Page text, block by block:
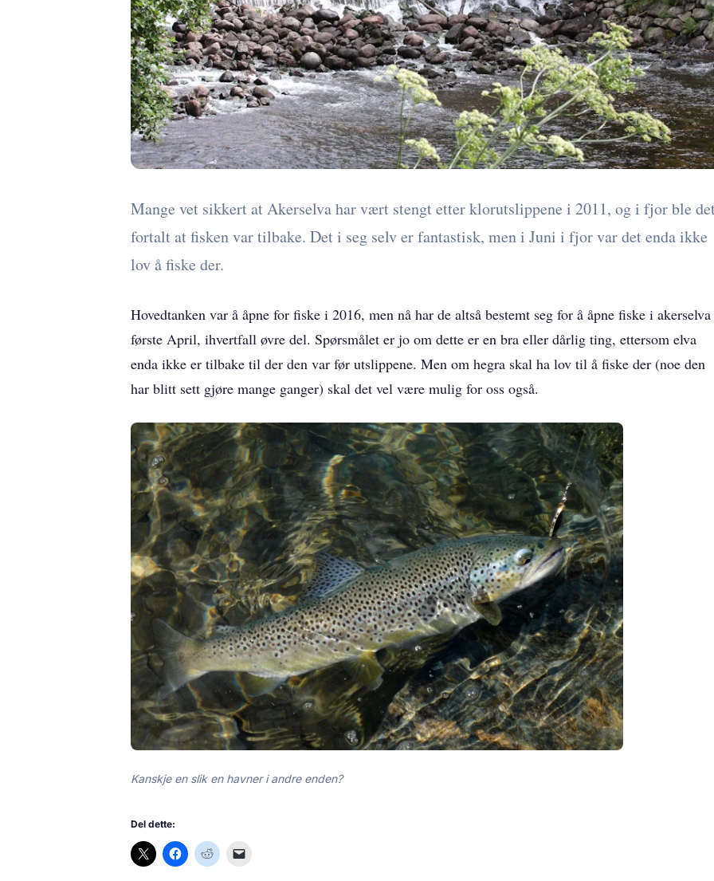
Mange vet sikkert at Akerselva har vært stengt etter klorutslippene i 2011, og i fjor ble
fortalt at fisken var tilbake. Det i seg selv er fantastisk, men i Juni i fjor var det enda ikke
lov å fiske der.
Hovedtanken var å åpne for fiske i 2016, men nå har de altså bestemt seg for å åpne fiske i akerselva
første April, ihvertfall øvre del. Spørsmålet er jo om dette er en bra eller dårlig ting, ettersom elva
enda ikke er tilbake til der den var før utslippene. Men om hegra skal ha lov til å fiske der (noe den
har blitt sett gjøre mange ganger) skal det vel være mulig for oss også.
Kanskje en slik en havner i andre enden?
Del dette: